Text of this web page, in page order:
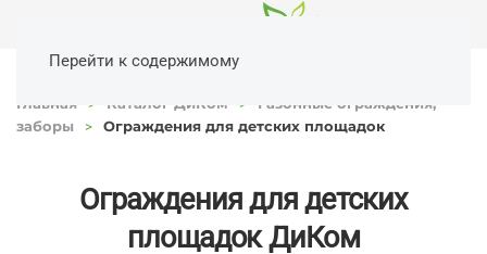
Перейти к содержимому
Главная Каталог ДиКом
Газонные ограждения,
заборы
Ограждения для детских площадок
Ограждения для детских
площадок ДиКом